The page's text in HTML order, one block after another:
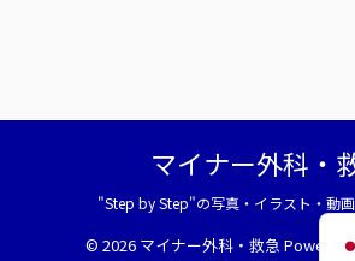
マイナー外科・
"Step by Step"の写真・イラスト・動
© 2026 マイナー外科・救急